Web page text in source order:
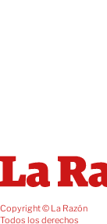
Copyright © La Razón
Todos los derechos